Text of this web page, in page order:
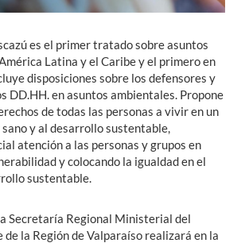
es el primer tratado sobre asuntos
Latina y el Caribe y el primero en
disposiciones sobre los defensores y
DD.HH. en asuntos ambientales. Propone
de todas las personas a vivir en un
y al desarrollo sustentable,
atención a las personas y grupos en
y colocando la igualdad en el
sustentable.
Secretaría Regional Ministerial del
la Región de Valparaíso realizará en la